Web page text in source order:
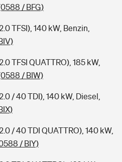
/ BFG)
TFSI), 140 kW, Benzin,
TFSI QUATTRO), 185 kW,
/ BIW)
/ 40 TDI), 140 kW, Diesel,
/ 40 TDI QUATTRO), 140 kW,
/ BIY)